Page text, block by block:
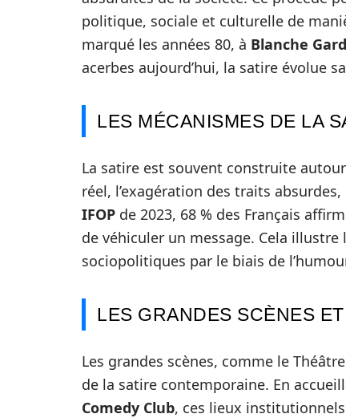
politique, sociale et culturelle de
marqué les années 80, à Blanche
acerbes aujourd’hui, la satire évolue
LES MÉCANISMES DE LA
La satire est souvent construite
réel, l’exagération des traits
IFOP de 2023, 68 % des Français
de véhiculer un message. Cela
sociopolitiques par le biais de
LES GRANDES SCÈNES
Les grandes scènes, comme le
de la satire contemporaine. En
Comedy Club, ces lieux